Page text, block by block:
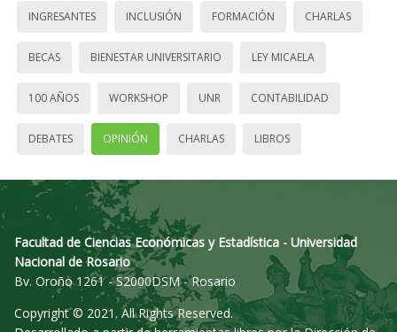
INGRESANTES INCLUSIÓN FORMACIÓN CHARLAS
BECAS BIENESTAR UNIVERSITARIO LEY MICAELA
100 AÑOS WORKSHOP UNR CONTABILIDAD
DEBATES OPINIÓN CHARLAS LIBROS
Facultad de Ciencias Económicas y Estadística - Universidad
Nacional de Rosario
Bv. Oroño 1261 - S2000DSM - Rosario
Copyright © 2021. All Rights Reserved.